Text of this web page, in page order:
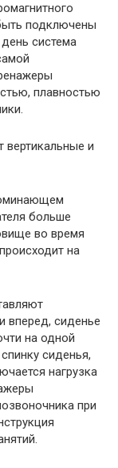
подключены
система
плавностью
и
больше
во время
на
вперед, сиденье
на одной
сиденья,
нагрузка
при